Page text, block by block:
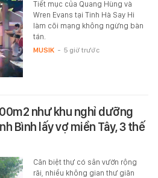
Tiết mục của Quang Hùng và
Wren Evans tại Tinh Hà Say Hi
làm cõi mạng không ngừng bàn
tán.
MUSIK - 5 giờ trước
như khu nghỉ dưỡng
Bình lấy vợ miền Tây, 3 thế
Căn biệt thự có sân vườn rộng
rãi, nhiều không gian thư giãn